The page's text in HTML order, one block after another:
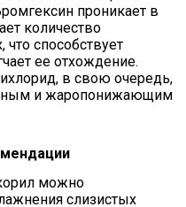
проникает в
количество
способствует
ее отхождение.
в свою очередь,
и жаропонижающим
можно
слизистых